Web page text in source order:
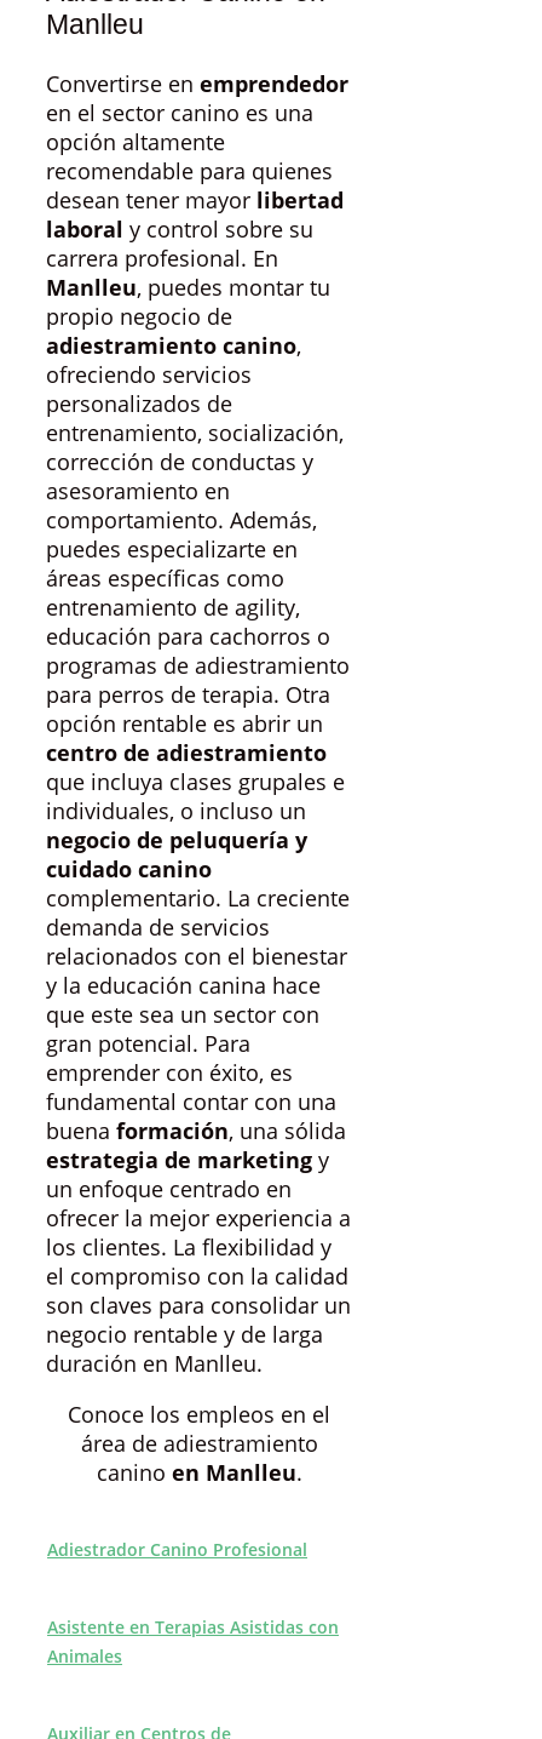
Manlleu
Convertirse en emprendedor
en el sector canino es una
opción altamente
recomendable para quienes
desean tener mayor libertad
laboral y control sobre su
carrera profesional. En
Manlleu, puedes montar tu
propio negocio de
adiestramiento canino,
ofreciendo servicios
personalizados de
entrenamiento, socialización,
corrección de conductas y
asesoramiento en
comportamiento. Además,
puedes especializarte en
áreas específicas como
entrenamiento de agility,
educación para cachorros o
programas de adiestramiento
para perros de terapia. Otra
opción rentable es abrir un
centro de adiestramiento
que incluya clases grupales e
individuales, o incluso un
negocio de peluquería y
cuidado canino
complementario. La creciente
demanda de servicios
relacionados con el bienestar
y la educación canina hace
que este sea un sector con
gran potencial. Para
emprender con éxito, es
fundamental contar con una
buena formación, una sólida
estrategia de marketing y
un enfoque centrado en
ofrecer la mejor experiencia a
los clientes. La flexibilidad y
el compromiso con la calidad
son claves para consolidar un
negocio rentable y de larga
duración en Manlleu.
Conoce los empleos en el
área de adiestramiento
canino en Manlleu.
Adiestrador Canino Profesional
Asistente en Terapias Asistidas con
Animales
Auxiliar en Centros de